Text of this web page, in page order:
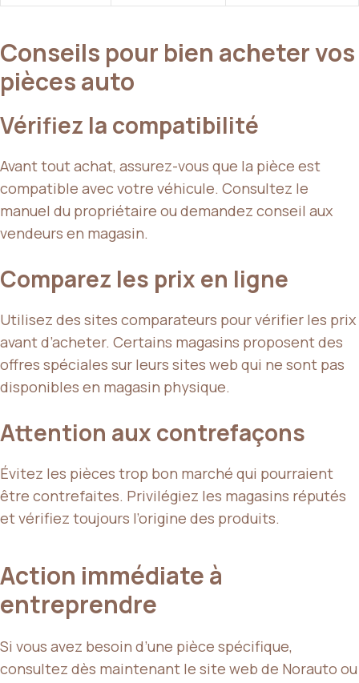
Conseils pour bien acheter vos
pièces auto
Vérifiez la compatibilité
Avant tout achat, assurez-vous que la pièce est
compatible avec votre véhicule. Consultez le
manuel du propriétaire ou demandez conseil aux
vendeurs en magasin.
Comparez les prix en ligne
Utilisez des sites comparateurs pour vérifier les prix
avant d’acheter. Certains magasins proposent des
offres spéciales sur leurs sites web qui ne sont pas
disponibles en magasin physique.
Attention aux contrefaçons
Évitez les pièces trop bon marché qui pourraient
être contrefaites. Privilégiez les magasins réputés
et vérifiez toujours l’origine des produits.
Action immédiate à
entreprendre
Si vous avez besoin d’une pièce spécifique,
consultez dès maintenant le site web de Norauto ou